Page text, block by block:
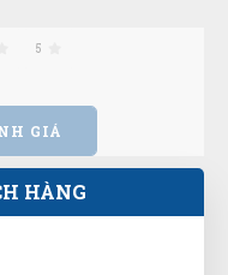
5
GIÁ
HÀNG